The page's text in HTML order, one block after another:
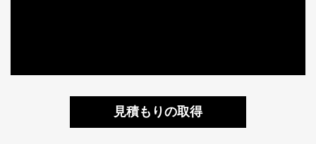
見積もりの取得